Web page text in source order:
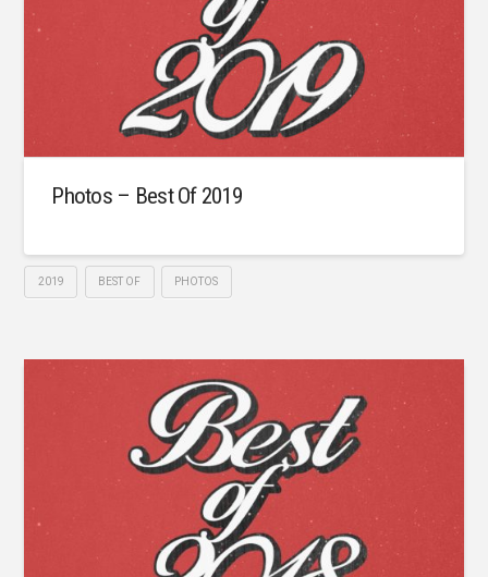
Photos – Best Of 2019
2019 BEST OF PHOTOS